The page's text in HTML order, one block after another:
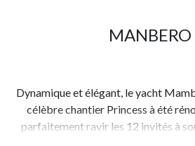
Dynamique et élégant, le yacht
célèbre chantier Princess à été
parfaitement ravir les 12 invités à